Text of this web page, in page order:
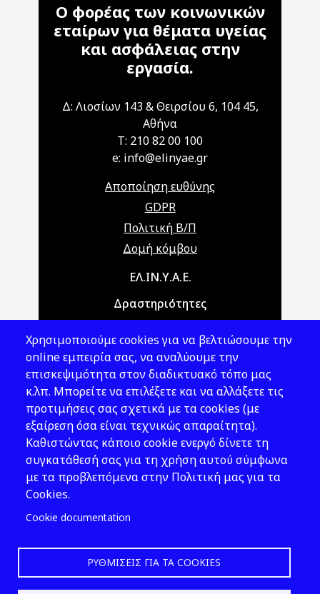
Ο φορέας των κοινωνικών
εταίρων για θέματα υγείας
και ασφάλειας στην
εργασία.
Δ: Λιοσίων 143 & Θειρσίου 6, 104 45,
Αθήνα
T: 210 82 00 100
e: info@elinyae.gr
Αποποίηση ευθύνης
GDPR
Πολιτική Β/Π
Δομή κόμβου
Main navigationΕΛ.ΙΝ.Υ.Α.Ε.
Δραστηριότητες
Νομοθεσία
Εκδόσεις
Νέα - Εκδηλώσεις
Ακολουθήστε μας
Χρησιμοποιούμε cookies για να βελτιώσουμε την
online εμπειρία σας, να αναλύουμε την
επισκεψιμότητα στον διαδικτυακό τόπο μας
κ.λπ. Μπορείτε να επιλέξετε και να αλλάξετε τις
προτιμήσεις σας σχετικά με τα cookies (με
εξαίρεση όσα είναι τεχνικώς απαραίτητα).
Καθιστώντας κάποιο cookie ενεργό δίνετε τη
συγκατάθεσή σας για τη χρήση αυτού σύμφωνα
με τα προβλεπόμενα στην Πολιτική μας για τα
Cookies.
Cookie documentation
ΡΥΘΜΊΣΕΙΣ ΓΙΑ ΤΑ COOKIES